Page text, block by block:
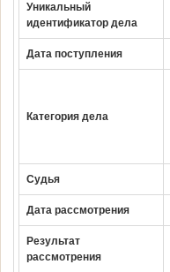
Уникальный
идентификатор дела
Дата поступления
Категория дела
Судья
Дата рассмотрения
Результат
рассмотрения